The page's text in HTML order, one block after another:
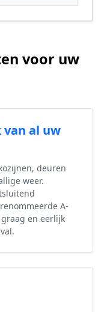
voor uw
van al uw
deuren
weer.
A-
en eerlijk